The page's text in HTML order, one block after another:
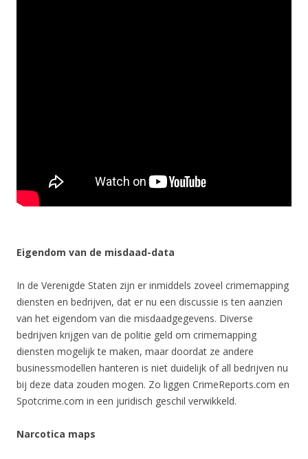
Eigendom van de misdaad-data
In de Verenigde Staten zijn er inmiddels zoveel crimemapping
diensten en bedrijven, dat er nu een discussie is ten aanzien
van het eigendom van die misdaadgegevens. Diverse
bedrijven krijgen van de politie geld om crimemapping
diensten mogelijk te maken, maar doordat ze andere
businessmodellen hanteren is niet duidelijk of all bedrijven nu
bij deze data zouden mogen. Zo liggen CrimeReports.com en
Spotcrime.com in een juridisch geschil verwikkeld.
Narcotica maps